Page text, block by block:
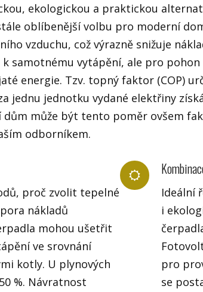
ekologickou a praktickou
oblíbenější volbu pro moderní
vzduchu, což výrazně snižuje
samotnému vytápění, ale pro
energie. Tzv. topný faktor (COP)
jednu jednotku vydané elektřiny
může být tento poměr ovšem
odborníkem.
proč zvolit tepelné
nákladů
mohou ušetřit
ve srovnání
kotly. U plynových
%. Návratnost
Ideální
i
pro
se